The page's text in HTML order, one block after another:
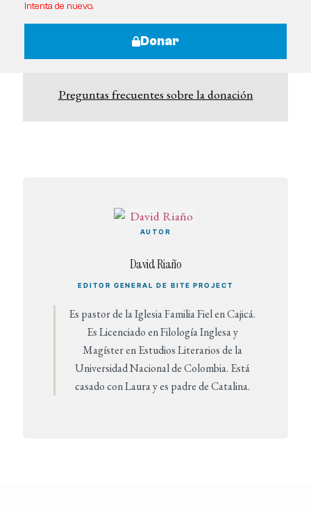
intenta de nuevo.
Donar
Preguntas frecuentes sobre la donación
AUTOR
David Riaño
EDITOR GENERAL DE BITE PROJECT
Es pastor de la Iglesia Familia Fiel en Cajicá.
Es Licenciado en Filología Inglesa y
Magíster en Estudios Literarios de la
Universidad Nacional de Colombia. Está
casado con Laura y es padre de Catalina.